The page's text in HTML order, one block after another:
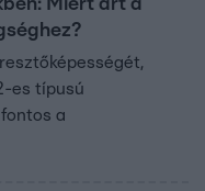
Miért árt a
es típusú
a